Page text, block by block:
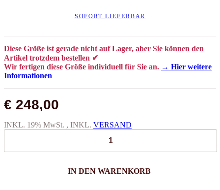
SOFORT LIEFERBAR
Diese Größe ist gerade nicht auf Lager, aber Sie können den
Artikel trotzdem bestellen ✔
Wir fertigen diese Größe individuell für Sie an. → Hier weitere
Informationen
€ 248,00
INKL. 19% MwSt. , INKL. VERSAND
IN DEN WARENKORB